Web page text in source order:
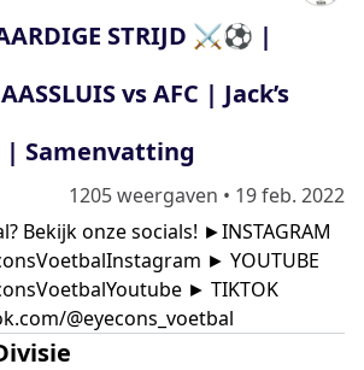
STRIJD ⚔️⚽ |
vs AFC | Jack’s
| Samenvatting
1205 weergaven • 19 feb. 2022
Bekijk onze socials! ►INSTAGRAM
► YOUTUBE
► TIKTOK
@eyecons_voetbal